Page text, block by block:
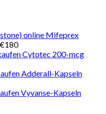
Mifeprex
€180
Cytotec 200-mcg
Adderall-Kapseln
Vyvanse-Kapseln